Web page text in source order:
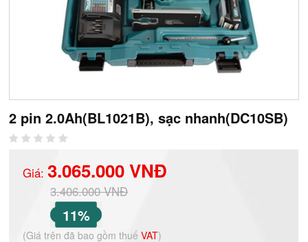
2 pin 2.0Ah(BL1021B), sạc nhanh(DC10SB)
Giá:3.065.000 VNĐ
3.406.000 VNĐ
11%
(Giá trên đã bao gồm thuếVAT)